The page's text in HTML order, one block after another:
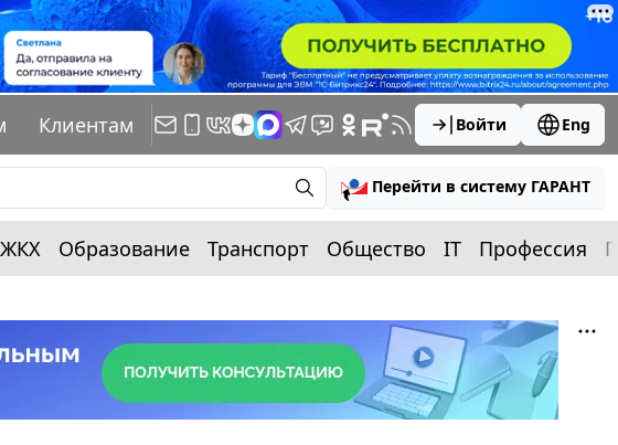
Клиентам Войти Eng
Перейти в систему ГАРАНТ
ЖКХ Образование Транспорт Общество IT Профессия